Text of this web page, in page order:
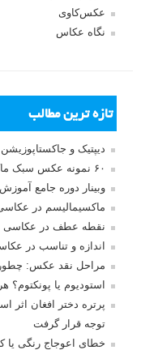
عکس‌کاوی
نگاه عکاس
تازه ترین مطالب
دیپتیک و
۶۰ نمونه عکس سبک ماکسیمالیسم
وبینار دوره جامع
ماکسیمالیسم در
نقطه عطف در عکاسی
اندازه و تناسب در
مراحل نقد عکس:
استودیوم یا
پرتره دختر افغان اثر
توجه قرار گرفت
خطای اعوجاج رنگی یا